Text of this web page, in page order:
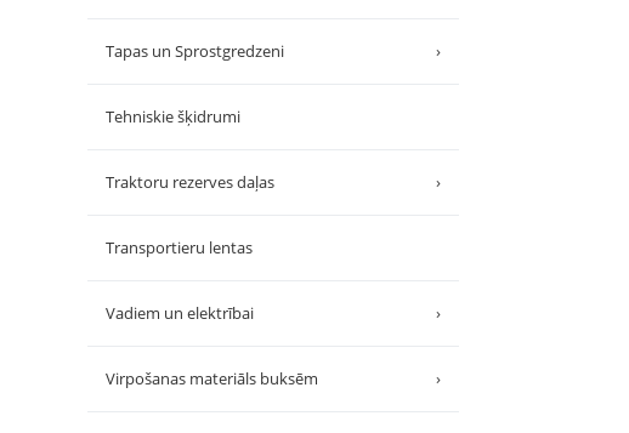
Tapas un Sprostgredzeni ›
Tehniskie šķidrumi
Traktoru rezerves daļas ›
Transportieru lentas
Vadiem un elektrībai ›
Virpošanas materiāls buksēm ›